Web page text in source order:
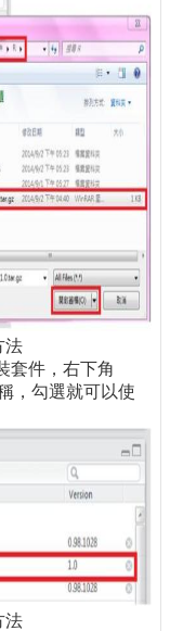
法
套件，右下角
，勾選就可以使
法